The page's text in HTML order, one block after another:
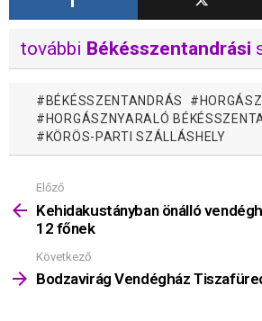
további Békésszentandrási
BÉKÉSSZENTANDRÁS
HORGÁSZNYARALÓ
KÖRÖS-PARTI SZÁLLÁSHELY
Mutass
többet
Előző
Kehidakustányban önálló
12 főnek
Következő
Bodzavirág Vendégház